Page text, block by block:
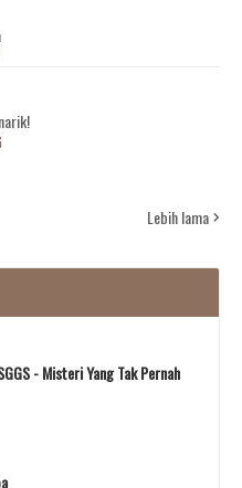
Lebih lama
- Misteri Yang Tak Pernah